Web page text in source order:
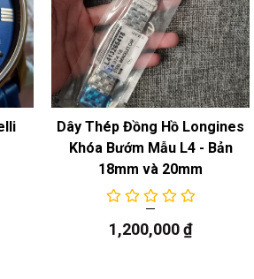
Dây Thép Đồng Hồ Longines
Khóa Bướm Mẫu L4 - Bản
18mm và 20mm
1,200,000₫